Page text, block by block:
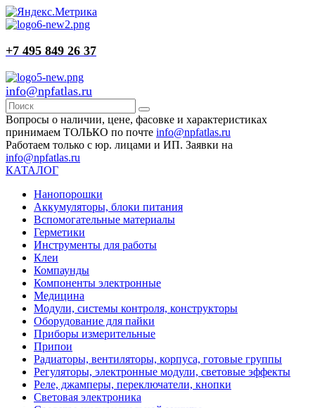
+7 495 849 26 37
info@npfatlas.ru
Вопросы о наличии, цене, фасовке и характеристиках
принимаем ТОЛЬКО по почте info@npfatlas.ru
Работаем только с юр. лицами и ИП. Заявки на
info@npfatlas.ru
КАТАЛОГ
Нанопорошки
Аккумуляторы, блоки питания
Вспомогательные материалы
Герметики
Инструменты для работы
Клеи
Компаунды
Компоненты электронные
Медицина
Модули, системы контроля, конструкторы
Оборудование для пайки
Приборы измерительные
Припои
Радиаторы, вентиляторы, корпуса, готовые группы
Регуляторы, электронные модули, световые эффекты
Реле, джамперы, переключатели, кнопки
Световая электроника